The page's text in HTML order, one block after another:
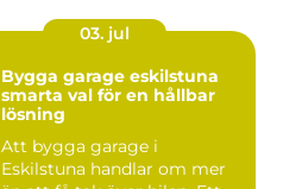
03. jul
Bygga garage eskilstuna
smarta val för en hållbar
lösning
Att bygga garage i
Eskilstuna handlar om mer